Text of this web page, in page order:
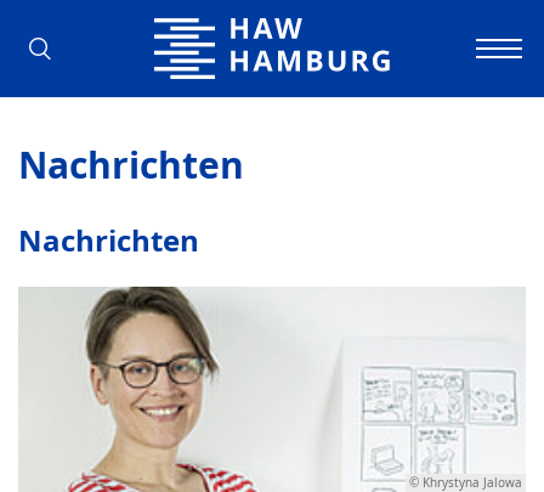
Hochschule für Angewandte
Nachrichten
Nachrichten
© Khrystyna Jalowa